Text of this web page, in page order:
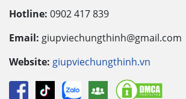
Hotline: 0902 417 839
Email: giupviechungthinh@gmail.com
Website: giupviechungthinh.vn